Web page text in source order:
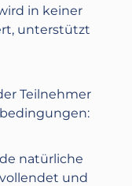
in keiner
unterstützt
Teilnehmer
natürliche
vollendet und